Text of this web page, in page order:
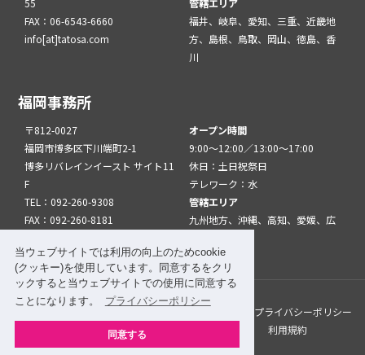
当ウェブサイトでは利用の向上のためcookie
(クッキー)を使用しています。同意するをクリ
ックすると当ウェブサイトでの使用に同意する
ことになります。
プライバシーポリシー
同意する
55
FAX：06-6543-6660
info[at]tatosa.com
管轄エリア
福井、岐阜、愛知、三重、近畿地
方、島根、鳥取、岡山、徳島、香
川
福岡事務所
〒812-0027
福岡市博多区下川端町2-1
博多リバレインイースト サイト11
F
TEL：092-260-9308
FAX：092-260-8181
オープン時間
9:00～12:00／13:00～17:00
休日：土日祝祭日
テレワーク：水
管轄エリア
九州地方、沖縄、高知、愛媛、広
このサイトについて
プライバシーポリシー
サイトマップ
関係機関・団体について 利用規約